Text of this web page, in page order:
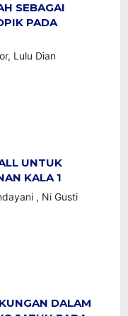
SEBAGAI
PADA
Lulu Dian
UNTUK
KALA 1
, Ni Gusti
DALAM